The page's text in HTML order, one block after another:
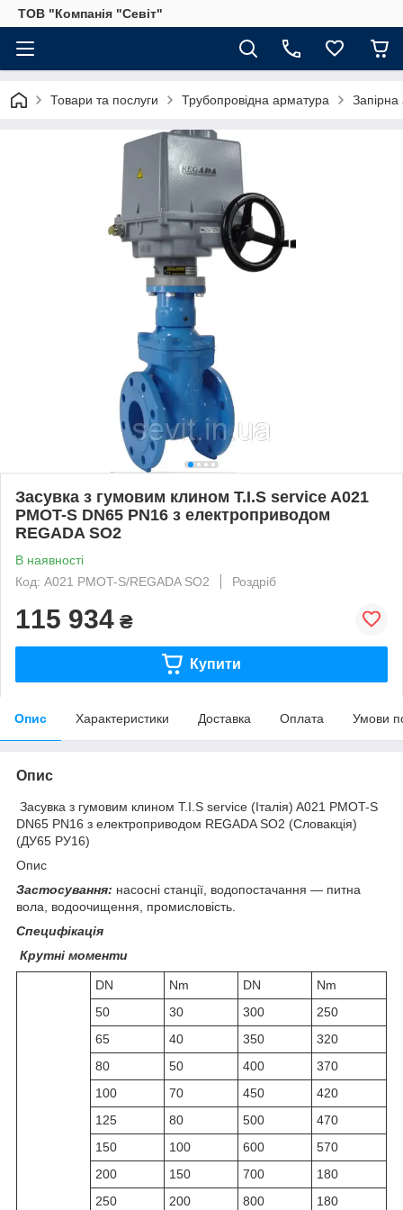
ТОВ "Компанія "Севіт"
Товари та послуги Трубопровідна арматура Запірна
Засувка з гумовим клином T.I.S service A021
PMOT-S DN65 PN16 з електроприводом
REGADA SO2
В наявності
Код: A021 PMOT-S/REGADA SO2
Роздріб
115 934 ₴
Купити
Опис Характеристики Доставка Оплата Умови
Опис
Засувка з гумовим клином T.I.S service (Італія) A021 PMOT-S
DN65 PN16 з електроприводом REGADA SO2 (Словакція)
(ДУ65 РУ16)
Опис
Застосування: насосні станції, водопостачання — питна
вола, водоочищення, промисловість.
Специфікація
Крутні моменти
DN Nm DN
Nm
50
30 300
250
65
40 350
320
80
50 400
370
100
70 450
420
125
80 500
470
150
100 600
570
200
150 700
180
250
200 800
180